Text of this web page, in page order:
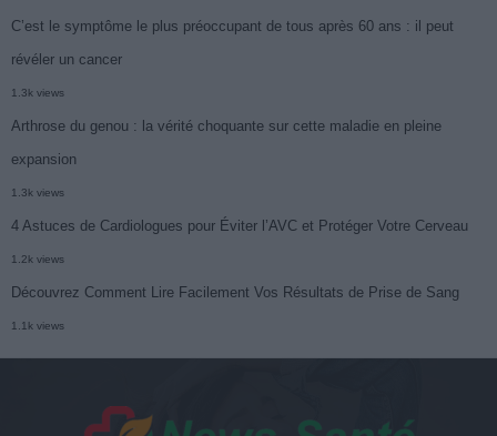
C’est le symptôme le plus préoccupant de tous après 60 ans : il peut
révéler un cancer
1.3k views
Arthrose du genou : la vérité choquante sur cette maladie en pleine
expansion
1.3k views
4 Astuces de Cardiologues pour Éviter l’AVC et Protéger Votre Cerveau
1.2k views
Découvrez Comment Lire Facilement Vos Résultats de Prise de Sang
1.1k views